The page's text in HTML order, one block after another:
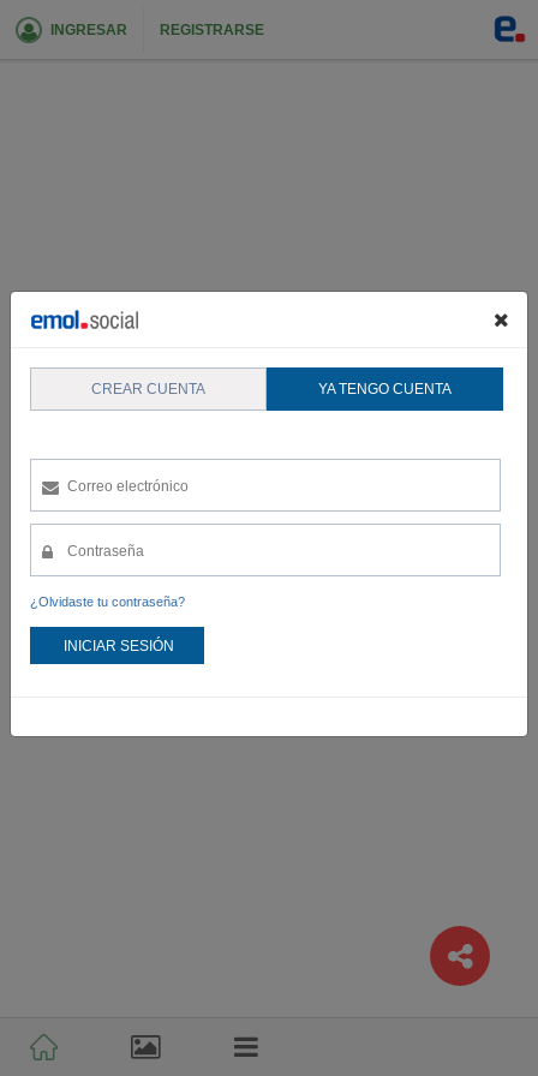
CREAR CUENTA YA TENGO CUENTA
¿Olvidaste tu contraseña?
INICIAR SESIÓN
INGRESAR REGISTRARSE